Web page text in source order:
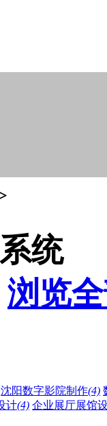
统
浏览
沈阳数字影院制作(4)
计(4) 企业展厅展馆